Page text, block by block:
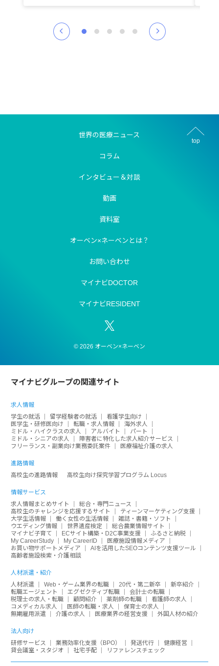
top
世界の医療ニュース
コラム
インタビュー＆対談
動画
資料室
オーベン×ネーベンとは？
お問い合わせ
マイナビDOCTOR
マイナビRESIDENT
© 2026 オーベン×ネーベン
マイナビグループの関連サイト
求人情報
学生の就活
留学経験者の就活
看護学生向け
医学生・研修医向け
転職・求人情報
海外求人
ミドル・ハイクラスの求人
アルバイト
パート
ミドル・シニアの求人
障害者に特化した求人紹介サービス
フリーランス・副業向け業務委託案件
医療福祉介護の求人
進路情報
高校生の進路情報
高校生向け探究学習プログラム Locus
情報サービス
求人情報まとめサイト
総合・専門ニュース
高校生のチャレンジを応援するサイト
ティーンマーケティング支援
大学生活情報
働く女性の生活情報
雑誌・書籍・ソフト
ウエディング情報
世界遺産検定
総合農業情報サイト
マイナビ子育て
ECサイト構築・D2C事業支援
ふるさと納税
My CareerStudy
My CareerID
医療施設情報メディア
お買い物サポートメディア
AIを活用したSEOコンテンツ支援ツール
高齢者施設検索・介護相談
人材派遣・紹介
人材派遣
Web・ゲーム業界の転職 20代・第二新卒
新卒紹介
転職エージェント
エグゼクティブ転職
会計士の転職
税理士の求人・転職
顧問紹介 薬剤師の転職
看護師の求人
コメディカル求人
医師の転職・求人
保育士の求人
無期雇用派遣
介護の求人 医療業界の経営支援 外国人材の紹介
法人向け
研修サービス
業務効率化支援（BPO） 発送代行
健康経営
貸会議室・スタジオ
社宅手配 リファレンスチェック